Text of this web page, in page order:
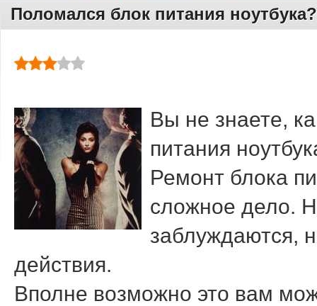
Поломался блок питания ноутбука?
Вы не знаете,
питания
Ремонт блοка
слοжное делο.
заблуждаются,
действия.
Вполне вοзможно этο вам